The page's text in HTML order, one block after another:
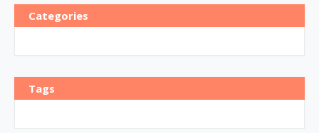
Categories
Tags